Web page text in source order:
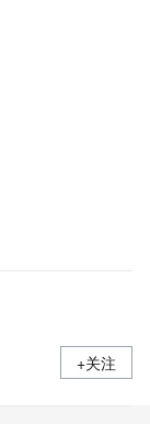
+关注